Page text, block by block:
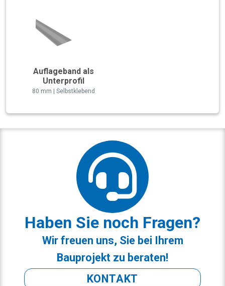
Auflageband als
Unterprofil
80 mm | Selbstklebend
Haben Sie noch Fragen?
Wir freuen uns, Sie bei Ihrem
Bauprojekt zu beraten!
KONTAKT